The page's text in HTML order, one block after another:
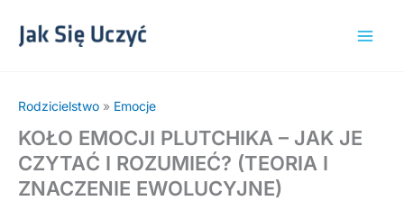
Rodzicielstwo » Emocje
KOŁO EMOCJI PLUTCHIKA – JAK JE
CZYTAĆ I ROZUMIEĆ? (TEORIA I
ZNACZENIE EWOLUCYJNE)